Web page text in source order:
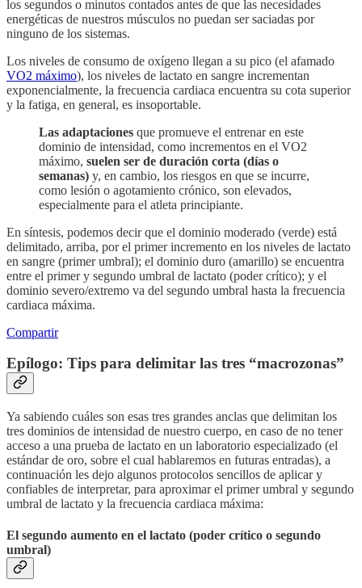
los segundos o minutos contados antes de que las necesidades
energéticas de nuestros músculos no puedan ser saciadas por
ninguno de los sistemas.
Los niveles de consumo de oxígeno llegan a su pico (el afamado
VO2 máximo), los niveles de lactato en sangre incrementan
exponencialmente, la frecuencia cardiaca encuentra su cota superior
y la fatiga, en general, es insoportable.
Las adaptaciones que promueve el entrenar en este
dominio de intensidad, como incrementos en el VO2
máximo, suelen ser de duración corta (días o
semanas) y, en cambio, los riesgos en que se incurre,
como lesión o agotamiento crónico, son elevados,
especialmente para el atleta principiante.
En síntesis, podemos decir que el dominio moderado (verde) está
delimitado, arriba, por el primer incremento en los niveles de lactato
en sangre (primer umbral); el dominio duro (amarillo) se encuentra
entre el primer y segundo umbral de lactato (poder crítico); y el
dominio severo/extremo va del segundo umbral hasta la frecuencia
cardiaca máxima.
Compartir
Epílogo: Tips para delimitar las tres “macrozonas”
Ya sabiendo cuáles son esas tres grandes anclas que delimitan los
tres dominios de intensidad de nuestro cuerpo, en caso de no tener
acceso a una prueba de lactato en un laboratorio especializado (el
estándar de oro, sobre el cual hablaremos en futuras entradas), a
continuación les dejo algunos protocolos sencillos de aplicar y
confiables de interpretar, para aproximar el primer umbral y segundo
umbral de lactato y la frecuencia cardiaca máxima:
El segundo aumento en el lactato (poder crítico o segundo
umbral)